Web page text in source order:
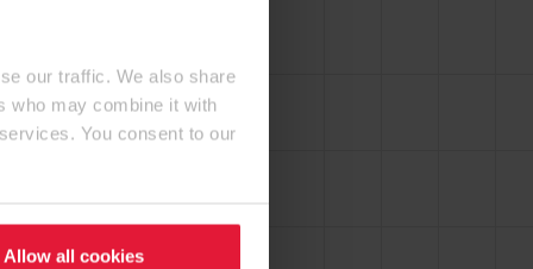
our traffic. We also share
who may combine it with
You consent to our
Allow all cookies